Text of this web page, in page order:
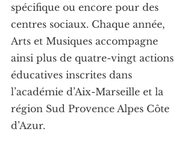
spécifique ou encore pour des
centres sociaux. Chaque année,
Arts et Musiques accompagne
ainsi plus de quatre-vingt actions
éducatives inscrites dans
l’académie d’Aix-Marseille et la
région Sud Provence Alpes Côte
d’Azur.